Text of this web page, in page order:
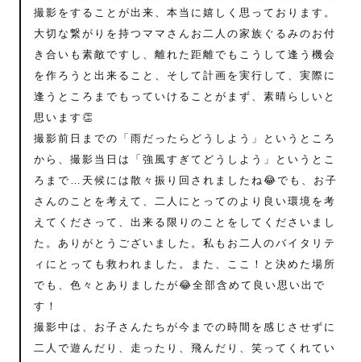
撮影をすることが出来、本当に嬉しく思っております。
大切な繋がりを持つママさんお二人の家族ぐるみのお付
き合いも素敵ですし、離れた距離でもこうして逢う機会
を作ろうと出来ること、そして計画を実行して、実際に
逢うところまでもっていけることがまず、素晴らしいと
思います👏
撮影前日までの「雨だったらどうしよう」というところ
から、撮影当日は「強風すぎてどうしよう」というとこ
ろまで…天候には散々振り回されましたね😂でも、お子
さんのことを考えて、二人にとってのより良い環境を考
えてくださって、出来る限りのことをしてくださいまし
た。ありがとうございました。私もお二人のバイタリテ
ィにとっても救われました。また、ここ！と決めた場所
でも、色々とありましたが😂全部含めて良い思い出で
す！
撮影中は、お子さんたちが今までの時間を感じさせずに
二人で遊んだり、走ったり、飛んだり、笑ってくれてい